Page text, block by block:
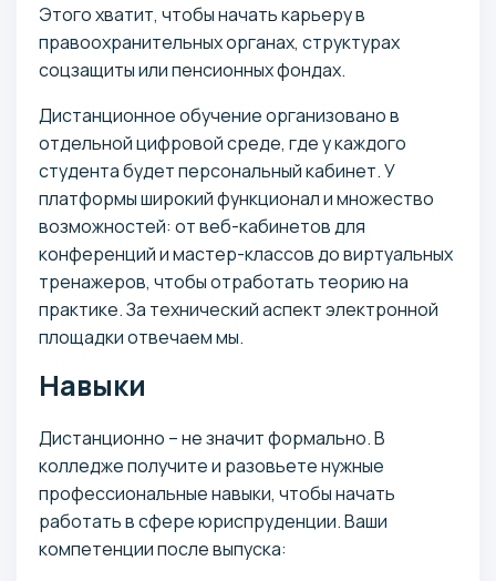
Школа (11 классов):
Туркменистан Киргизия
175 684 KZT / год
30 000 RUB / год
374 USD / год
2 года 9 месяцев
Этого хватит, чтобы начать карьеру в
правоохранительных органах, структурах
соцзащиты или пенсионных фондах.
Дистанционное обучение организовано в
отдельной цифровой среде, где у каждого
студента будет персональный кабинет. У
платформы широкий функционал и множество
возможностей: от веб-кабинетов для
конференций и мастер-классов до виртуальных
тренажеров, чтобы отработать теорию на
практике. За технический аспект электронной
площадки отвечаем мы.
Навыки
Дистанционно – не значит формально. В
колледже получите и разовьете нужные
профессиональные навыки, чтобы начать
работать в сфере юриспруденции. Ваши
компетенции после выпуска: